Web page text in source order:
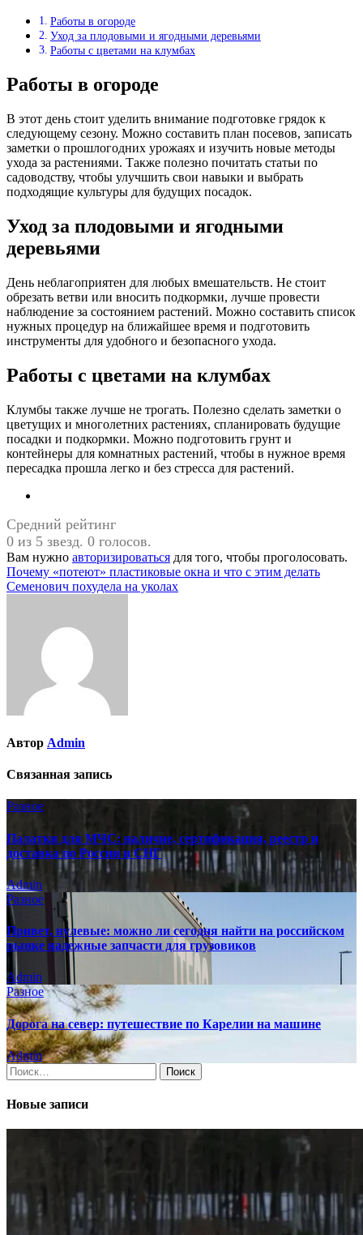
Работы в огороде
Уход за плодовыми и ягодными деревьями
Работы с цветами на клумбах
Работы в огороде
В этот день стоит уделить внимание подготовке грядок к
следующему сезону. Можно составить план посевов, записать
заметки о прошлогодних урожаях и изучить новые методы
ухода за растениями. Также полезно почитать статьи по
садоводству, чтобы улучшить свои навыки и выбрать
подходящие культуры для будущих посадок.
Уход за плодовыми и ягодными
деревьями
День неблагоприятен для любых вмешательств. Не стоит
обрезать ветви или вносить подкормки, лучше провести
наблюдение за состоянием растений. Можно составить список
нужных процедур на ближайшее время и подготовить
инструменты для удобного и безопасного ухода.
Работы с цветами на клумбах
Клумбы также лучше не трогать. Полезно сделать заметки о
цветущих и многолетних растениях, спланировать будущие
посадки и подкормки. Можно подготовить грунт и
контейнеры для комнатных растений, чтобы в нужное время
пересадка прошла легко и без стресса для растений.
Средний рейтинг
0 из 5 звезд. 0 голосов.
Вам нужно авторизироваться для того, чтобы проголосовать.
Навигация
по
Почему «потеют» пластиковые окна и что с этим делать
Семенович похудела на уколах
Автор Admin
Связанная запись
Разное
Палатки для МЧС: наличие, сертификация, реестр и
доставка по России и СНГ
Admin
Разное
Привет, нулевые: можно ли сегодня найти на российском
рынке надежные запчасти для грузовиков
Admin
Разное
Дорога на север: путешествие по Карелии на машине
Admin
Найти:
Новые записи